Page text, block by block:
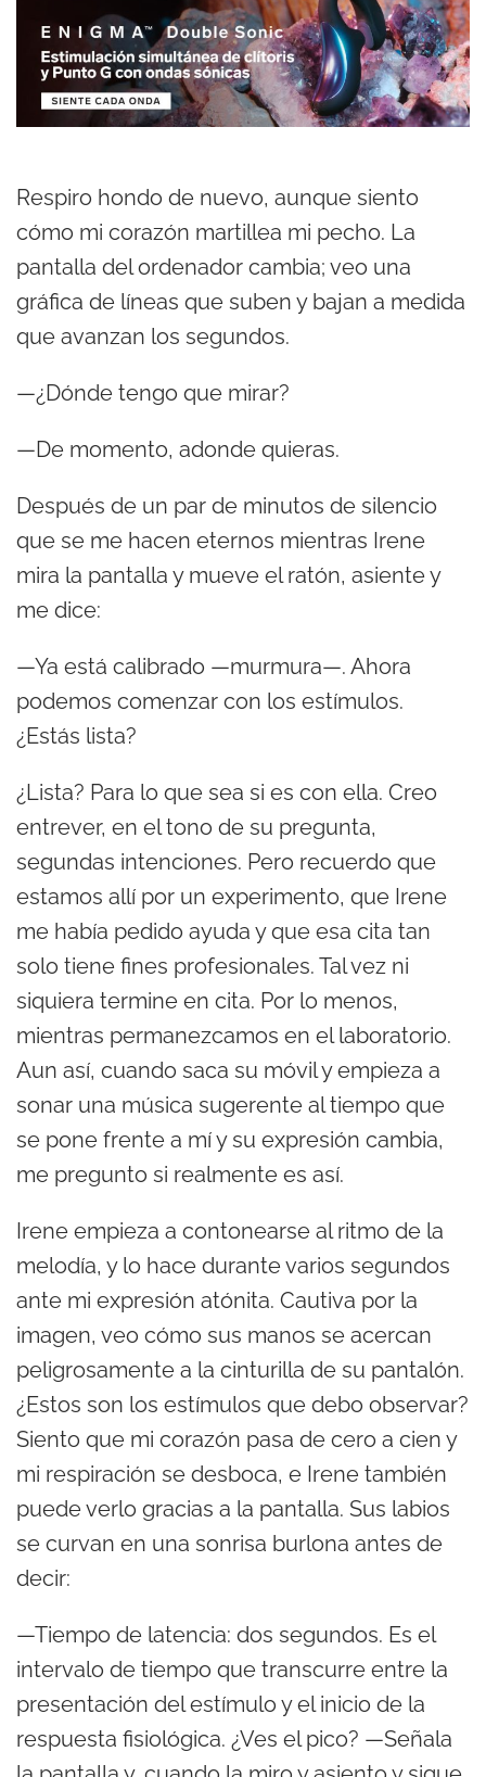
Respiro hondo de nuevo, aunque siento
cómo mi corazón martillea mi pecho. La
pantalla del ordenador cambia; veo una
gráfica de líneas que suben y bajan a medida
que avanzan los segundos.
—¿Dónde tengo que mirar?
—De momento, adonde quieras.
Después de un par de minutos de silencio
que se me hacen eternos mientras Irene
mira la pantalla y mueve el ratón, asiente y
me dice:
—Ya está calibrado —murmura—. Ahora
podemos comenzar con los estímulos.
¿Estás lista?
¿Lista? Para lo que sea si es con ella. Creo
entrever, en el tono de su pregunta,
segundas intenciones. Pero recuerdo que
estamos allí por un experimento, que Irene
me había pedido ayuda y que esa cita tan
solo tiene fines profesionales. Tal vez ni
siquiera termine en cita. Por lo menos,
mientras permanezcamos en el laboratorio.
Aun así, cuando saca su móvil y empieza a
sonar una música sugerente al tiempo que
se pone frente a mí y su expresión cambia,
me pregunto si realmente es así.
Irene empieza a contonearse al ritmo de la
melodía, y lo hace durante varios segundos
ante mi expresión atónita. Cautiva por la
imagen, veo cómo sus manos se acercan
peligrosamente a la cinturilla de su pantalón.
¿Estos son los estímulos que debo observar?
Siento que mi corazón pasa de cero a cien y
mi respiración se desboca, e Irene también
puede verlo gracias a la pantalla. Sus labios
se curvan en una sonrisa burlona antes de
decir:
—Tiempo de latencia: dos segundos. Es el
intervalo de tiempo que transcurre entre la
presentación del estímulo y el inicio de la
respuesta fisiológica. ¿Ves el pico? —Señala